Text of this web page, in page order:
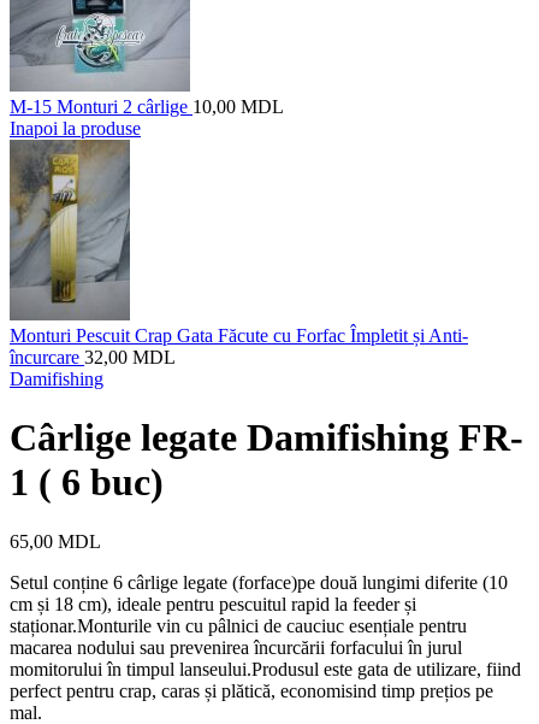
M-15 Monturi 2 cârlige 10,00 MDL
Inapoi la produse
Monturi Pescuit Crap Gata Făcute cu Forfac Împletit și Anti-
încurcare 32,00 MDL
Damifishing
Cârlige legate Damifishing FR-
1 ( 6 buc)
65,00 MDL
Setul conține 6 cârlige legate (forface)pe două lungimi diferite (10
cm și 18 cm), ideale pentru pescuitul rapid la feeder și
staționar.Monturile vin cu pâlnici de cauciuc esențiale pentru
macarea nodului sau prevenirea încurcării forfacului în jurul
momitorului în timpul lanseului.Produsul este gata de utilizare, fiind
perfect pentru crap, caras și plătică, economisind timp prețios pe
mal.